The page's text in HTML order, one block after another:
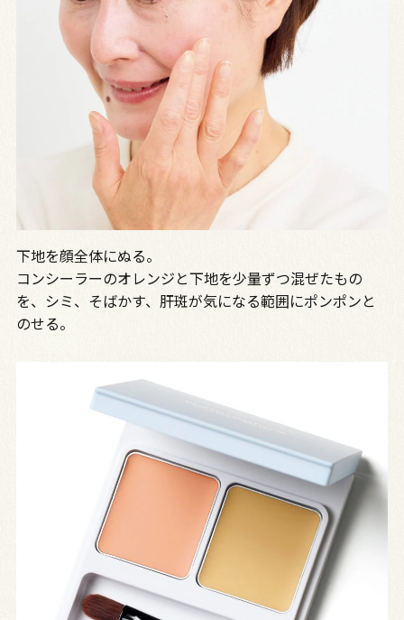
下地を顔全体にぬる。
コンシーラーのオレンジと下地を少量ずつ混ぜたもの
を、シミ、そばかす、肝斑が気になる範囲にポンポンと
のせる。